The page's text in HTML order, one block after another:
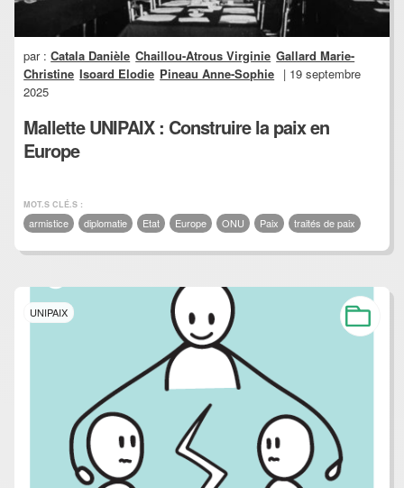
par :Catala Danièle Chaillou-Atrous Virginie Gallard Marie-
Christine Isoard Elodie Pineau Anne-Sophie | 19 septembre
2025
Mallette UNIPAIX : Construire la paix en
Europe
MOT.S CLÉ.S :
armistice diplomatie Etat Europe ONU Paix traités de paix
UNIPAIX